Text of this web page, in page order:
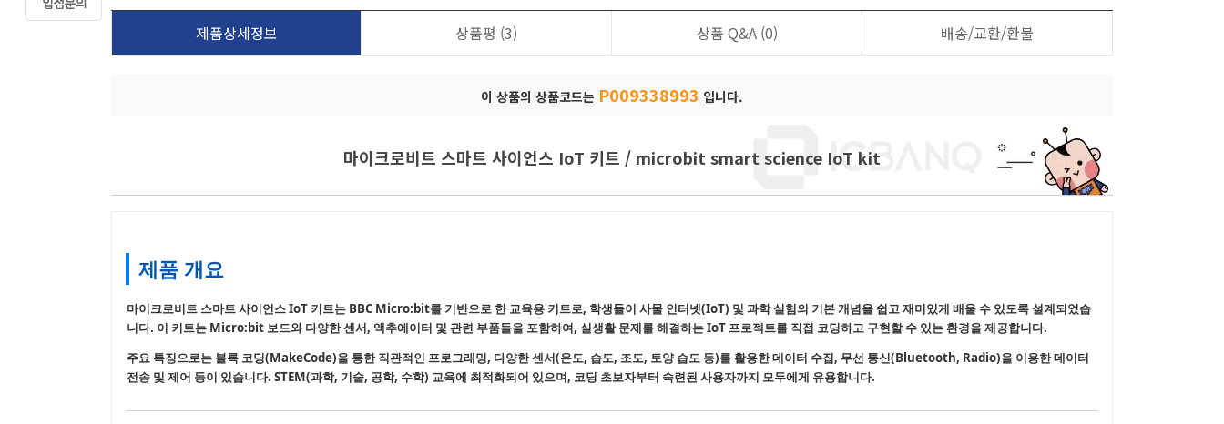
제품상세정보 상품평 (3) 상품 Q&A (0) 배송/교환/환불
이 상품의 상품코드는 P009338993 입니다.
마이크로비트 스마트 사이언스 IoT 키트 / microbit smart science IoT kit
제품 개요
마이크로비트 스마트 사이언스 IoT 키트는 BBC Micro:bit를 기반으로 한 교육용 키트로, 학생들이 사물 인터넷(IoT) 및 과학 실험의 기본 개념을 쉽고 재미있게 배울 수 있도록 설계되었습
니다. 이 키트는 Micro:bit 보드와 다양한 센서, 액추에이터 및 관련 부품들을 포함하여, 실생활 문제를 해결하는 IoT 프로젝트를 직접 코딩하고 구현할 수 있는 환경을 제공합니다.
주요 특징으로는 블록 코딩(MakeCode)을 통한 직관적인 프로그래밍, 다양한 센서(온도, 습도, 조도, 토양 습도 등)를 활용한 데이터 수집, 무선 통신(Bluetooth, Radio)을 이용한 데이터
전송 및 제어 등이 있습니다. STEM(과학, 기술, 공학, 수학) 교육에 최적화되어 있으며, 코딩 초보자부터 숙련된 사용자까지 모두에게 유용합니다.